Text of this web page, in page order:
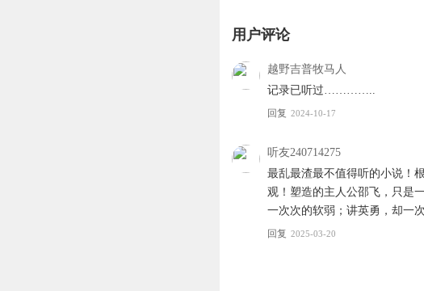
用户评论
越野吉普牧马人
记录已听过…………..
回复 2024-10-17
听友240714275
最乱最渣最不值得听的小说！
观！塑造的主人公邵飞，只是
一次次的软弱；讲英勇，却一
回复 2025-03-20